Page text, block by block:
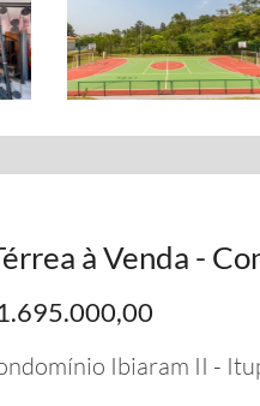
à Venda -
Ibiaram II -